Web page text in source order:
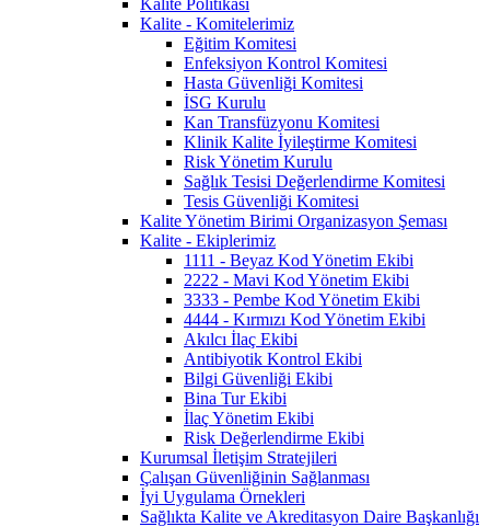
Kalite - Komitelerimiz
Eğitim Komitesi
Enfeksiyon Kontrol Komitesi
Hasta Güvenliği Komitesi
İSG Kurulu
Kan Transfüzyonu Komitesi
Klinik Kalite İyileştirme Komitesi
Risk Yönetim Kurulu
Sağlık Tesisi Değerlendirme Komitesi
Tesis Güvenliği Komitesi
Kalite Yönetim Birimi Organizasyon Şeması
Kalite - Ekiplerimiz
1111 - Beyaz Kod Yönetim Ekibi
2222 - Mavi Kod Yönetim Ekibi
3333 - Pembe Kod Yönetim Ekibi
4444 - Kırmızı Kod Yönetim Ekibi
Akılcı İlaç Ekibi
Antibiyotik Kontrol Ekibi
Bilgi Güvenliği Ekibi
Bina Tur Ekibi
İlaç Yönetim Ekibi
Risk Değerlendirme Ekibi
Kurumsal İletişim Stratejileri
Çalışan Güvenliğinin Sağlanması
İyi Uygulama Örnekleri
Sağlıkta Kalite ve Akreditasyon Daire Başkanlığı